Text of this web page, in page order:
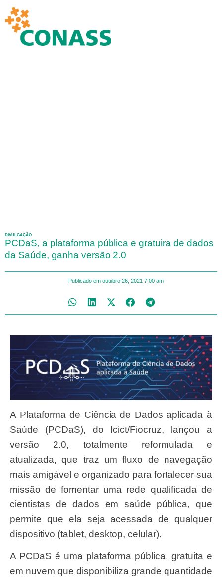
DIVULGAÇÃO
PCDaS, a plataforma pública e gratuira de dados
da Saúde, ganha versão 2.0
Publicado em outubro 26, 2021 7:00 am
A Plataforma de Ciência de Dados aplicada à
Saúde (PCDaS), do Icict/Fiocruz, lançou a
versão 2.0, totalmente reformulada e
atualizada, que traz um fluxo de navegação
mais amigável e organizado para fortalecer sua
missão de fomentar uma rede qualificada de
cientistas de dados em saúde pública, que
permite que ela seja acessada de qualquer
dispositivo (tablet, desktop, celular).
A PCDaS é uma plataforma pública, gratuita e
em nuvem que disponibiliza grande quantidade